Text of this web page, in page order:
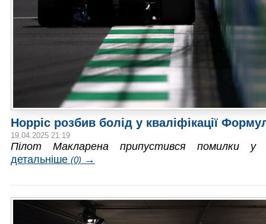
Норріс розбив болід у кваліфікації
19.04.2025 21:19
Пілот Макларена припустився помилки у
детальніше (0) →